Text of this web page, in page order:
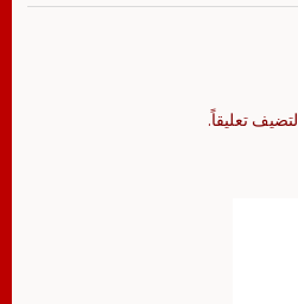
لتضيف تعليقاً.